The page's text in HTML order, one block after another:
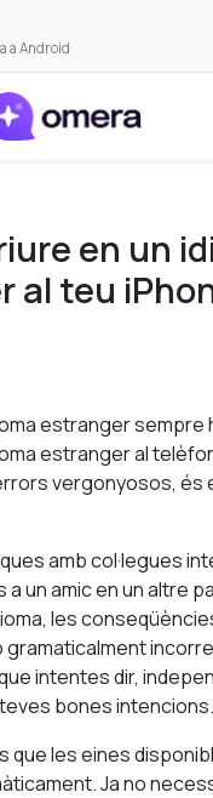
a Android
en un
al teu
estranger sempre
estranger al
vergonyosos, és
amb col·legues
un amic en un altre
les
intentes dir,
bones intencions.
que les eines
Ja no